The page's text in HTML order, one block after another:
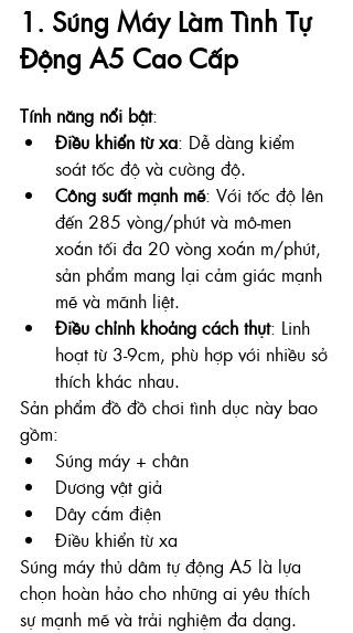
1. Súng Máy Làm Tình Tự
Động A5 Cao Cấp
Tính năng nổi bật:
Điều khiển từ xa: Dễ dàng kiểm
soát tốc độ và cường độ.
Công suất mạnh mẽ: Với tốc độ lên
đến 285 vòng/phút và mô-men
xoắn tối đa 20 vòng xoắn m/phút,
sản phẩm mang lại cảm giác mạnh
mẽ và mãnh liệt.
Điều chỉnh khoảng cách thụt: Linh
hoạt từ 3-9cm, phù hợp với nhiều sở
thích khác nhau.
Sản phẩm đồ đồ chơi tình dục này bao
gồm:
Súng máy + chân
Dương vật giả
Dây cắm điện
Điều khiển từ xa
Súng máy thủ dâm tự động A5 là lựa
chọn hoàn hảo cho những ai yêu thích
sự mạnh mẽ và trải nghiệm đa dạng.